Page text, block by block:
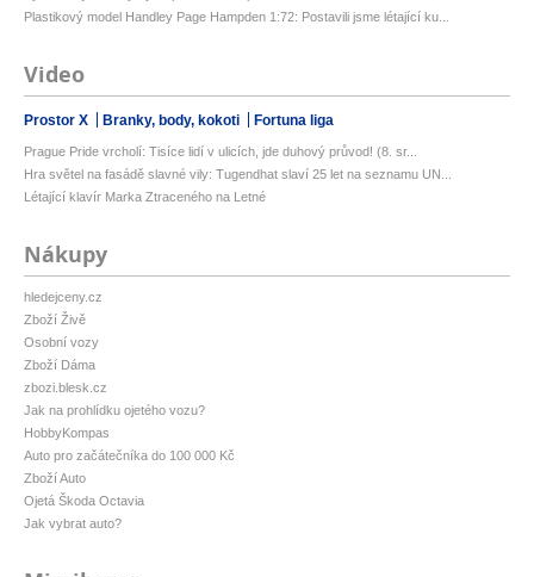
Plastikový model Handley Page Hampden 1:72: Postavili jsme létající ku...
Video
Prostor X Branky, body, kokoti Fortuna liga
Prague Pride vrcholí: Tisíce lidí v ulicích, jde duhový průvod! (8. sr...
Hra světel na fasádě slavné vily: Tugendhat slaví 25 let na seznamu UN...
Létající klavír Marka Ztraceného na Letné
Nákupy
hledejceny.cz
Zboží Živě
Osobní vozy
Zboží Dáma
zbozi.blesk.cz
Jak na prohlídku ojetého vozu?
HobbyKompas
Auto pro začátečníka do 100 000 Kč
Zboží Auto
Ojetá Škoda Octavia
Jak vybrat auto?